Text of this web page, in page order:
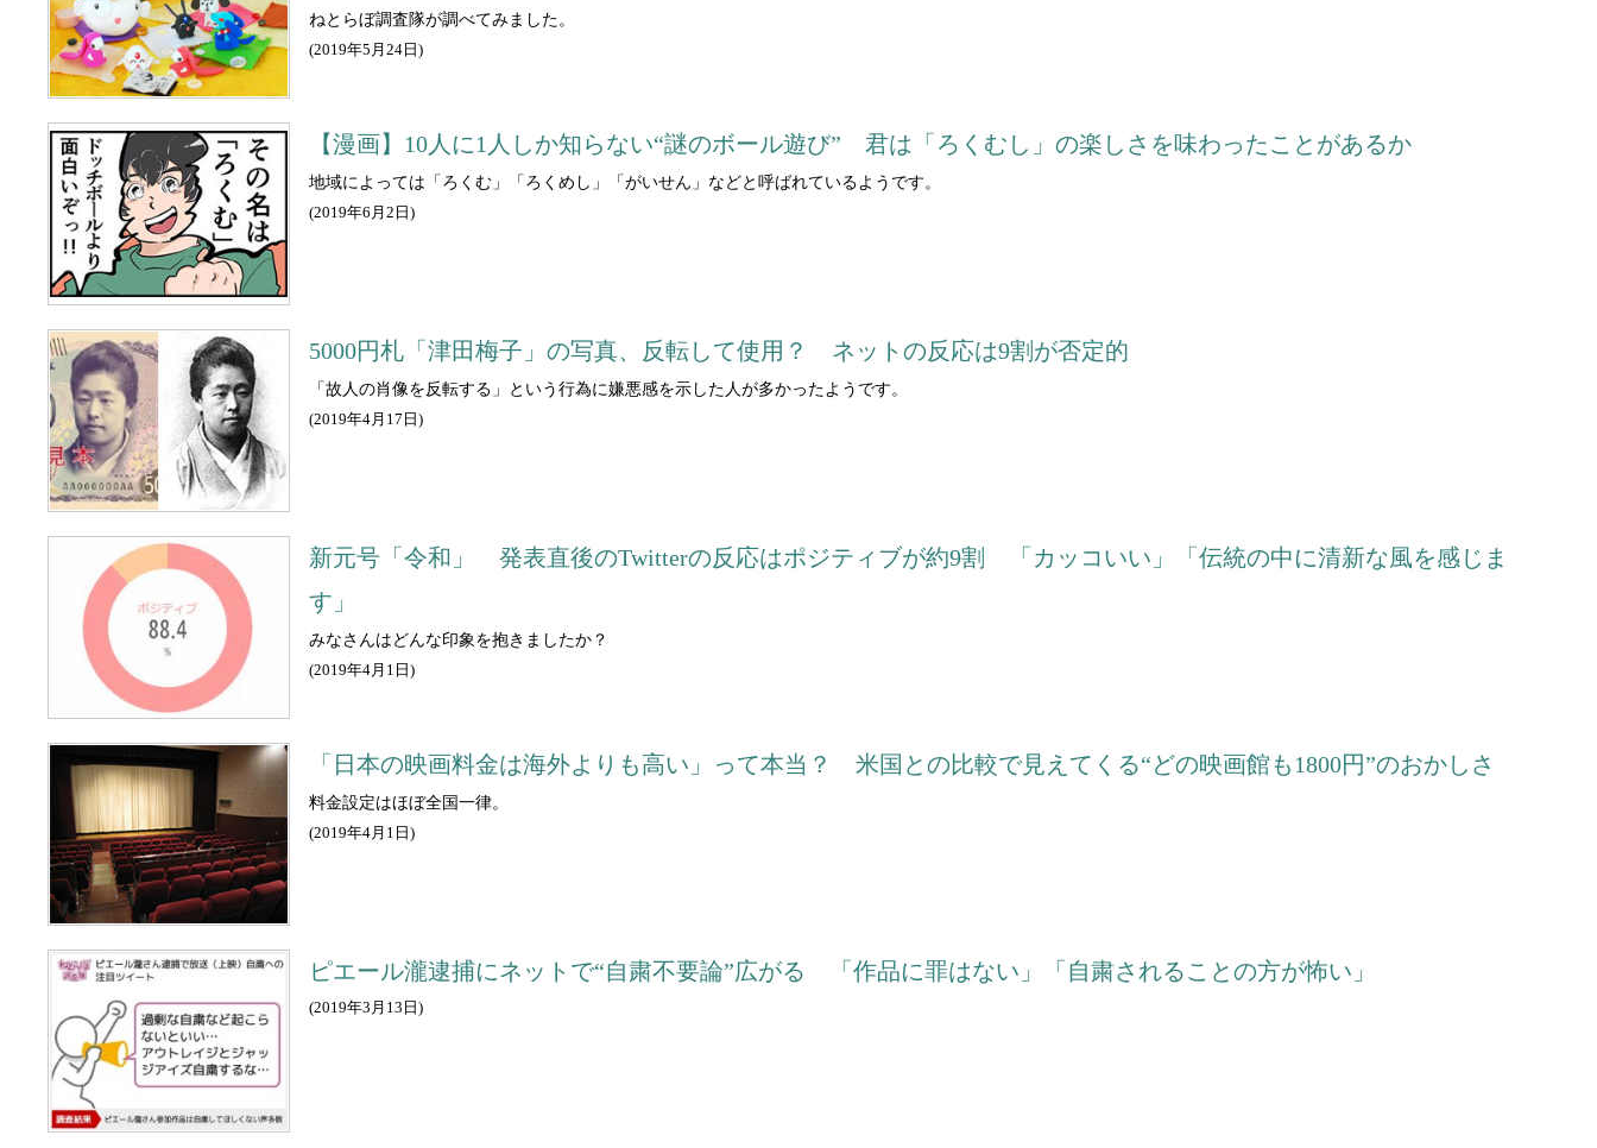
ねとらぼ調査隊が調べてみました。
(2019年5月24日 )
【漫画】10人に1人しか知らない“謎のボール遊び” 君は「ろくむし」の楽しさを味わったことがあるか
地域によっては「ろくむ」「ろくめし」「がいせん」などと呼ばれているようです。
(2019年6月2日 )
5000円札「津田梅子」の写真、反転して使用？ ネットの反応は9割が否定的
「故人の肖像を反転する」という行為に嫌悪感を示した人が多かったようです。
(2019年4月17日 )
新元号「令和」 発表直後のTwitterの反応はポジティブが約9割 「カッコいい」「伝統の中に清新な風を感じま
す」
みなさんはどんな印象を抱きましたか？
(2019年4月1日 )
「日本の映画料金は海外よりも高い」って本当？ 米国との比較で見えてくる“どの映画館も1800円”のおかしさ
料金設定はほぼ全国一律。
(2019年4月1日 )
ピエール瀧逮捕にネットで“自粛不要論”広がる 「作品に罪はない」「自粛されることの方が怖い」
(2019年3月13日 )